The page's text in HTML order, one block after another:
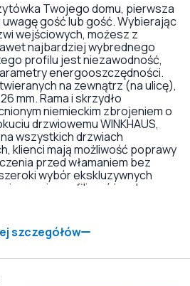
Twojego domu, pierwsza
gość lub gość. Wybierając
wejściowych, możesz z
najbardziej wybrednego
profilu jest niezawodność,
energooszczędności.
na zewnątrz (na ulicę),
mm. Rama i skrzydło
niemieckim zbrojeniem o
drzwiowemu WINKHAUS,
wszystkich drzwiach
klienci mają możliwość poprawy
przed włamaniem bez
wybór ekskluzywnych
profili w różnych
imposty i ekskluzywne
jest również dość duży wybór
drzwiowych oraz
materiały, atrakcyjny
szczegółów